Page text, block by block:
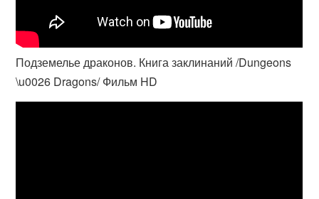
Подземелье драконов. Книга заклинаний /Dungeons
\u0026 Dragons/ Фильм HD